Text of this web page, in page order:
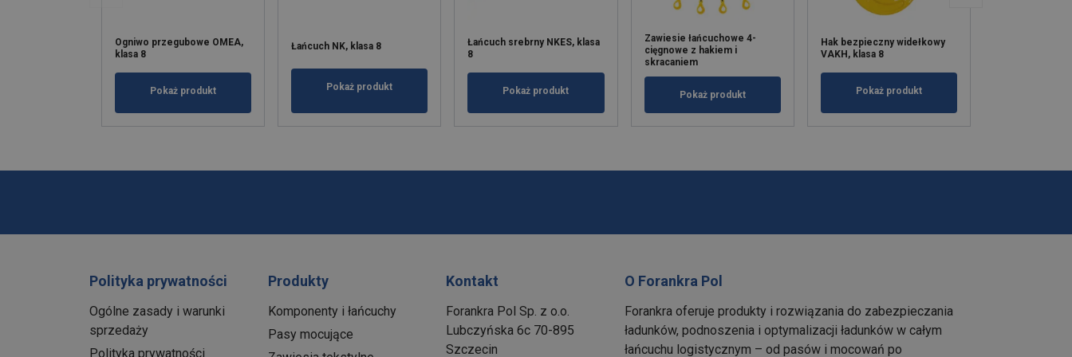
Ogniwo przegubowe OMEA,
klasa 8
Pokaż produkt
Łańcuch NK, klasa 8
Pokaż produkt
Łańcuch srebrny NKES, klasa
8
Pokaż produkt
Zawiesie łańcuchowe 4-
cięgnowe z hakiem i
skracaniem
Pokaż produkt
Hak bezpieczny widełkowy
VAKH, klasa 8
Pokaż produkt
Polityka prywatności
Ogólne zasady i warunki
sprzedaży
Polityka prywatności
Produkty
Komponenty i łańcuchy
Pasy mocujące
Kontakt
Forankra Pol Sp. z o.o.
Lubczyńska 6c 70-895
Szczecin
O Forankra Pol
Forankra oferuje produkty i rozwiązania do zabezpieczania
ładunków, podnoszenia i optymalizacji ładunków w całym
łańcuchu logistycznym – od pasów i mocowań po